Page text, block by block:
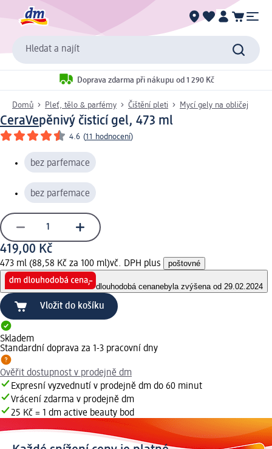
Hledat a najít
Doprava zdarma při nákupu od 1 290 Kč
Domů Pleť, tělo & parfémy Čištění pleti Mycí gely na obličej
CeraVepěnivý čisticí gel, 473 ml
4.6 (11 hodnocení)
bez parfemace
bez parfemace
419,00 Kč
473 ml (88,58 Kč za 100 ml)vč. DPH plus poštovné
dlouhodobá cenanebyla zvýšena od 29.02.2024
Vložit do košíku
Skladem
Standardní doprava za 1-3 pracovní dny
Ověřit dostupnost v prodejně dm
Expresní vyzvednutí v prodejně dm do 60 minut
Vrácení zdarma v prodejně dm
25 Kč = 1 dm active beauty bod